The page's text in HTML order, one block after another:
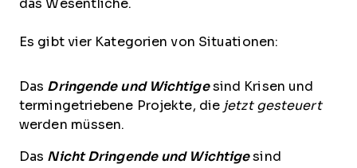
das Wesentliche.
Es gibt vier Kategorien von Situationen:
Das Dringende und Wichtigesind Krisen und
termingetriebene Projekte, die jetzt gesteuert
werden müssen.
Das Nicht Dringende und Wichtigesind